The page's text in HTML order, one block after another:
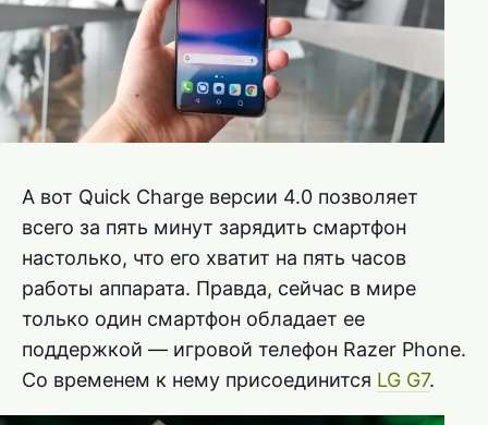
А вот Quick Charge версии 4.0 позволяет
всего за пять минут зарядить смартфон
настолько, что его хватит на пять часов
работы аппарата. Правда, сейчас в мире
только один смартфон обладает ее
поддержкой — игровой телефон Razer Phone.
Со временем к нему присоединится LG G7.